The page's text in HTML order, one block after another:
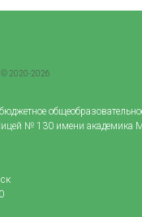
2020-2026
№ 130 имени академика